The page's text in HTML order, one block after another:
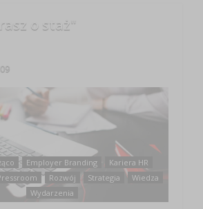
o staż"
Employer Branding
Kariera HR
Rozwój Strategia
Wiedza
Wydarzenia